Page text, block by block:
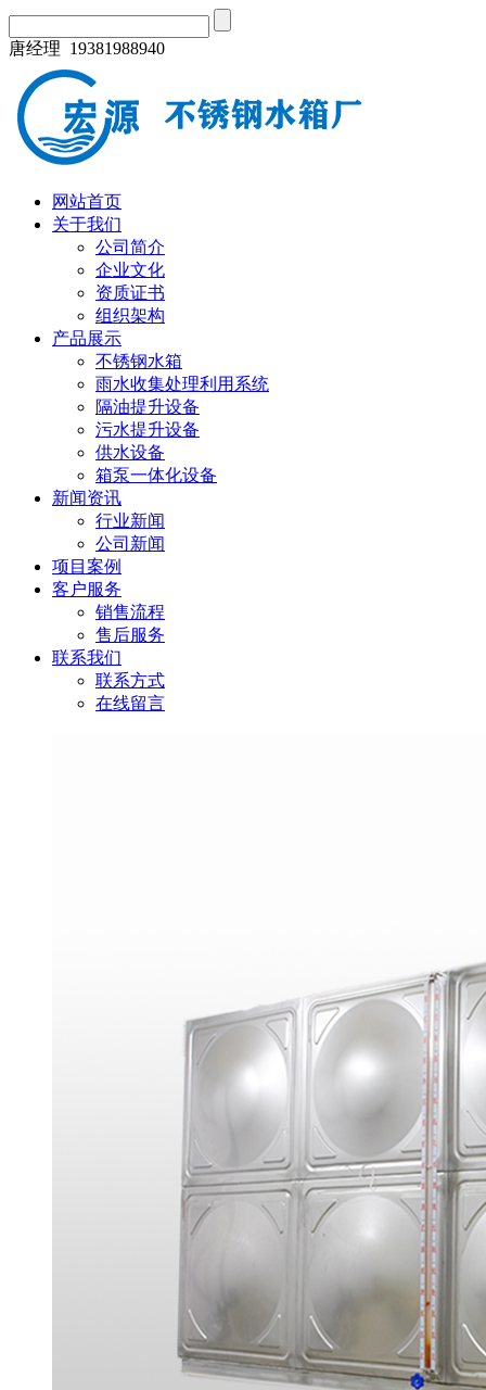
唐经理 19381988940
网站首页
关于我们
公司简介
企业文化
资质证书
组织架构
产品展示
不锈钢水箱
雨水收集处理利用系统
隔油提升设备
污水提升设备
供水设备
箱泵一体化设备
新闻资讯
行业新闻
公司新闻
项目案例
客户服务
销售流程
售后服务
联系我们
联系方式
在线留言